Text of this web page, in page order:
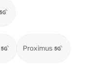
Proximus